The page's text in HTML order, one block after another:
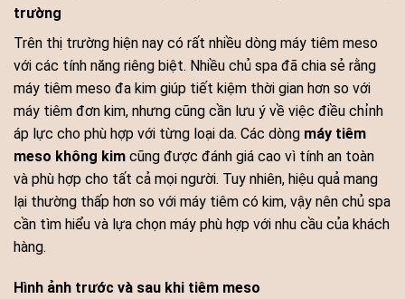
trường
Trên thị trường hiện nay có rất nhiều dòng máy tiêm meso
với các tính năng riêng biệt. Nhiều chủ spa đã chia sẻ rằng
máy tiêm meso đa kim giúp tiết kiệm thời gian hơn so với
máy tiêm đơn kim, nhưng cũng cần lưu ý về việc điều chỉnh
áp lực cho phù hợp với từng loại da. Các dòng máy tiêm
meso không kim cũng được đánh giá cao vì tính an toàn
và phù hợp cho tất cả mọi người. Tuy nhiên, hiệu quả mang
lại thường thấp hơn so với máy tiêm có kim, vậy nên chủ spa
cần tìm hiểu và lựa chọn máy phù hợp với nhu cầu của khách
hàng.
Hình ảnh trước và sau khi tiêm meso